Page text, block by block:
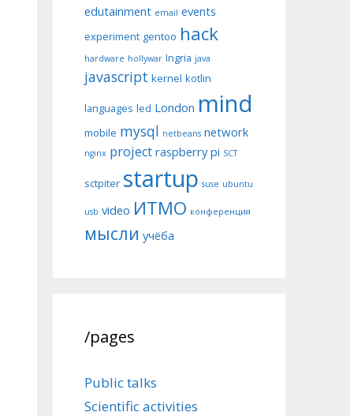
edutainment email events
experiment gentoo hack
hardware hollywar Ingria java
javascript kernel kotlin
languages led London mind
mobile mysql netbeans network
nginx project raspberry pi SCT
sctpiter startup suse ubuntu
usb video ИТМО конференция
мысли учёба
/pages
Public talks
Scientific activities